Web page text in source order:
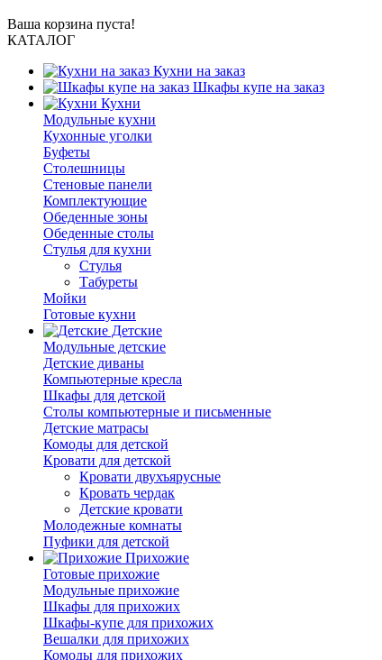
Ваша корзина пуста!
КАТАЛОГ
Кухни на заказ
Шкафы купе на заказ
Кухни
Модульные кухни
Кухонные уголки
Буфеты
Столешницы
Стеновые панели
Комплектующие
Обеденные зоны
Обеденные столы
Стулья для кухни
Cтулья
Табуреты
Мойки
Готовые кухни
Детские
Модульные детские
Детские диваны
Компьютерные кресла
Шкафы для детской
Столы компьютерные и письменные
Детские матрасы
Комоды для детской
Кровати для детской
Кровати двухъярусные
Кровать чердак
Детские кровати
Молодежные комнаты
Пуфики для детской
Прихожие
Готовые прихожие
Модульные прихожие
Шкафы для прихожих
Шкафы-купе для прихожих
Вешалки для прихожих
Комоды для прихожих